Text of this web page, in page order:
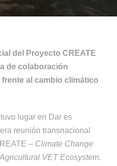
del Proyecto CREATE
de colaboración
al cambio climático
lugar en Dar es
reunión transnacional
– Climate Change
VET Ecosystem.